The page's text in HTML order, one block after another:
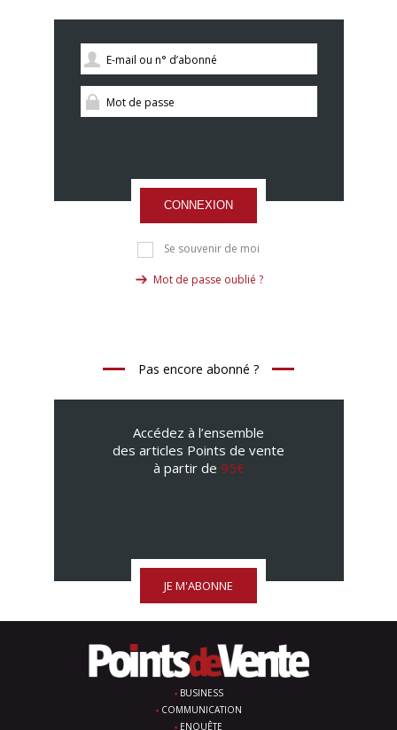
CONNEXION
Se souvenir de moi
Mot de passe oublié ?
Pas encore abonné ?
Accédez à l’ensemble
des articles Points de vente
à partir de 95€
JE M'ABONNE
BUSINESS
COMMUNICATION
ENQUÊTE